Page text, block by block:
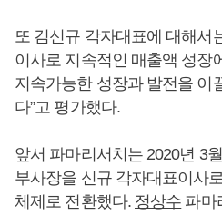
또 김신규 각자대표에 대해서
이사로 지속적인 매출액 성장
지속가능한 성장과 발전을 이
다”고 평가했다.
앞서 파마리서치는 2020년 3
부사장을 신규 각자대표이사
체제로 전환했다. 정상수 파마